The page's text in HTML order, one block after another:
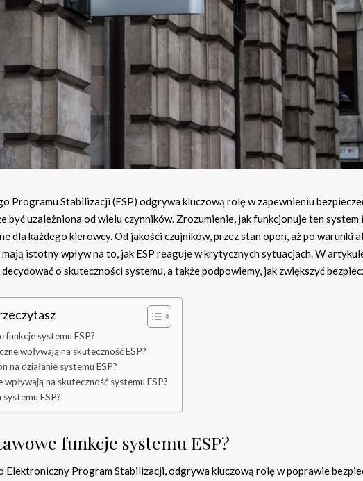
Programu Stabilizacji (ESP) odgrywa kluczową rolę w zapewnieniu
być uzależniona od wielu czynników. Zrozumienie, jak funkcjonuje ten system
dla każdego kierowcy. Od jakości czujników, przez stan opon, aż po warunki
istotny wpływ na to, jak ESP reaguje w krytycznych sytuacjach. W
o skuteczności systemu, a także podpowiemy, jak zwiększyć
funkcje systemu ESP?
wpływają na skuteczność ESP?
na działanie systemu ESP?
na skuteczność systemu ESP?
ESP?
funkcje systemu ESP?
Elektroniczny Program Stabilizacji, odgrywa kluczową rolę w poprawie